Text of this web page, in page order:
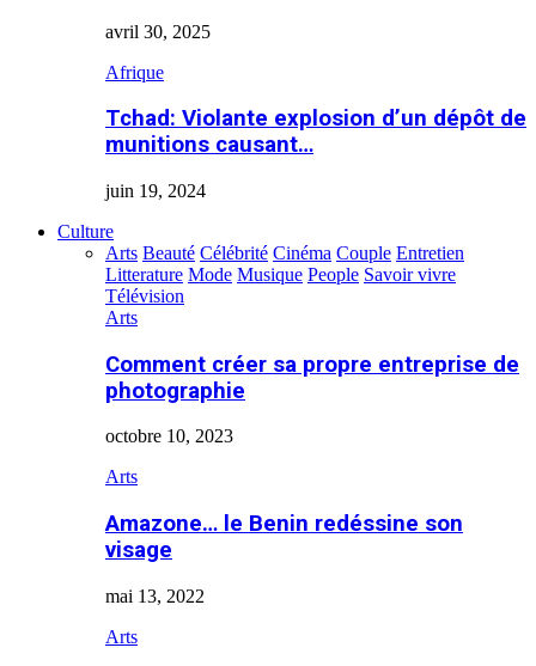
avril 30, 2025
Afrique
Tchad: Violante explosion d’un dépôt de
munitions causant…
juin 19, 2024
Culture
Arts Beauté Célébrité Cinéma Couple Entretien
Litterature Mode Musique People Savoir vivre
Télévision
Arts
Comment créer sa propre entreprise de
photographie
octobre 10, 2023
Arts
Amazone… le Benin redéssine son
visage
mai 13, 2022
Arts